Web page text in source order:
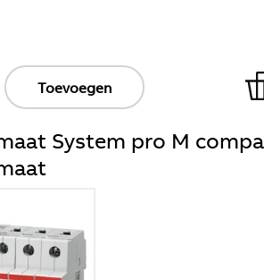
Toevoegen
System pro M